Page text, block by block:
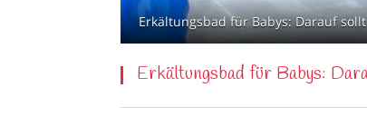
Erkältungsbad für Babys: Darauf
Erkältungsbad für Babys: